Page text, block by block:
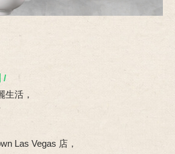
/
生活，
Las Vegas 店，